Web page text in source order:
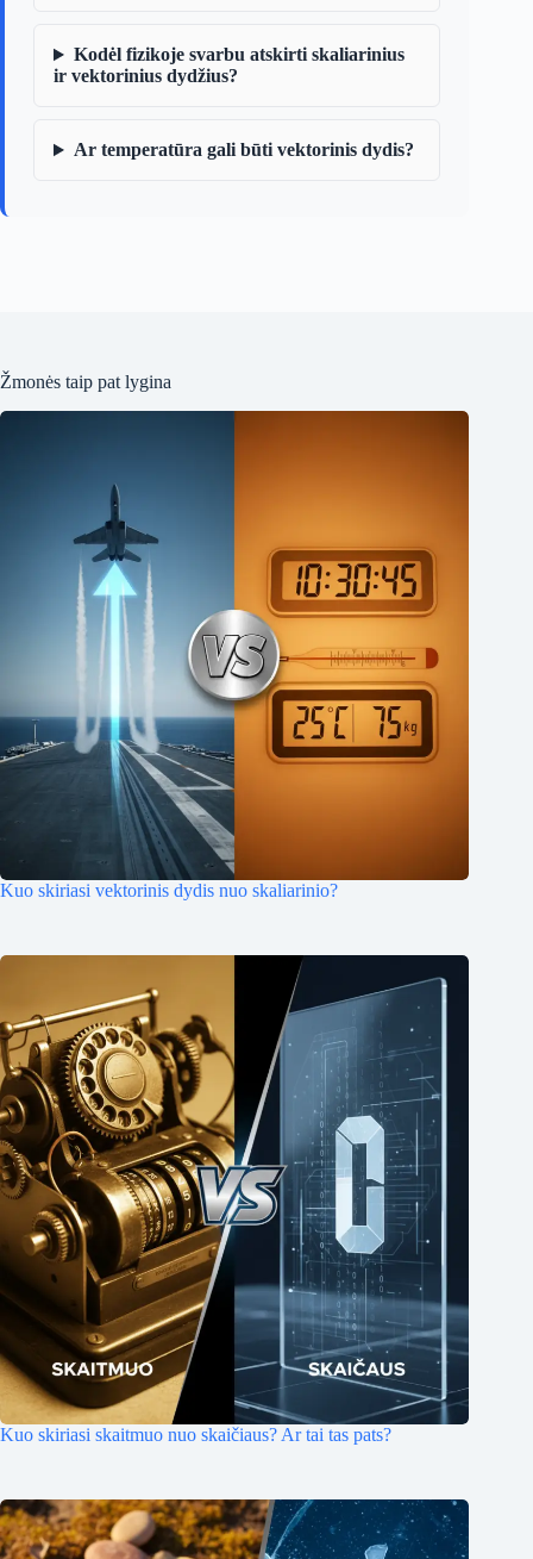
Kodėl fizikoje svarbu atskirti skaliarinius
ir vektorinius dydžius?
Ar temperatūra gali būti vektorinis dydis?
Žmonės taip pat lygina
Kuo skiriasi vektorinis dydis nuo skaliarinio?
Kuo skiriasi skaitmuo nuo skaičiaus? Ar tai tas pats?